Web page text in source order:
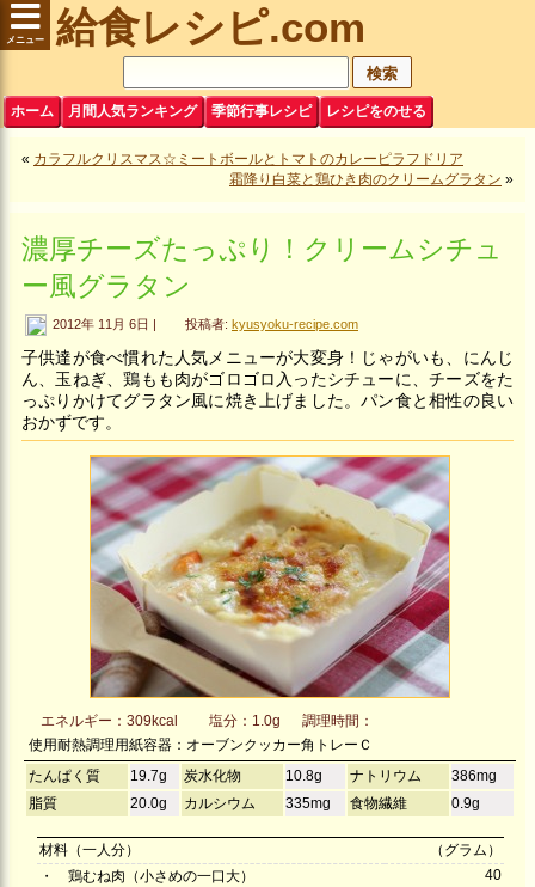
ホーム 月間人気ランキング 季節行事レシピ レシピをのせる
給食レシピ.com
« カラフルクリスマス☆ミートボールとトマトのカレーピラフドリア
霜降り白菜と鶏ひき肉のクリームグラタン »
濃厚チーズたっぷり！クリームシチュ
ー風グラタン
2012年 11月 6日 | 投稿者: kyusyoku-recipe.com
子供達が食べ慣れた人気メニューが大変身！じゃがいも、にんじ
ん、玉ねぎ、鶏もも肉がゴロゴロ入ったシチューに、チーズをた
っぷりかけてグラタン風に焼き上げました。パン食と相性の良い
おかずです。
エネルギー：309kcal 塩分：1.0g
調理時間：
使用耐熱調理用紙容器：オーブンクッカー角トレーＣ
たんぱく質
19.7g 炭水化物 10.8g ナトリウム
386mg
脂質
20.0g カルシウム 335mg 食物繊維 0.9g
材料（一人分）
（グラム）
・
鶏むね肉（小さめの一口大）
40